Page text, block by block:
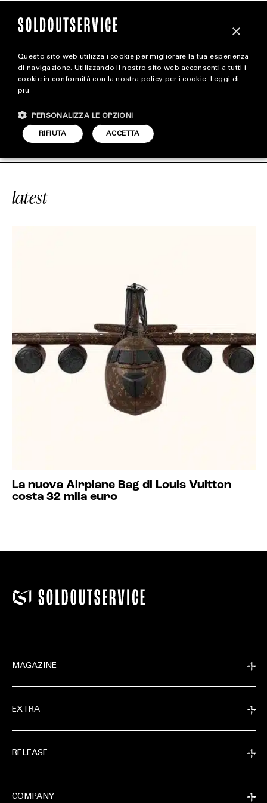
magazine
STYLE
FOOTWEAR
AIRPLANE BAG
latest
La nuova Airplane Bag di Louis Vuitton
costa 32 mila euro
MAGAZINE
EXTRA
RELEASE
COMPANY
×
Questo sito web utilizza i cookie per migliorare la tua esperienza
di navigazione. Utilizzando il nostro sito web acconsenti a tutti i
cookie in conformità con la nostra policy per i cookie. Leggi di
più
ACCETTA
RIFIUTA
PERSONALIZZA LE OPZIONI